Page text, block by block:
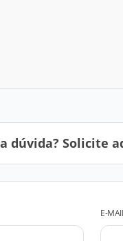
dúvida? Solicite
E-